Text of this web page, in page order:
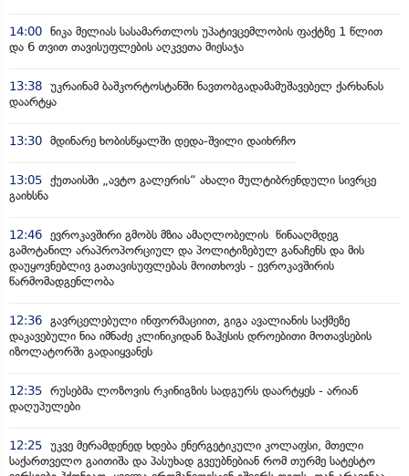
14:00 ნიკა მელიას სასამართლოს უპატივცემლობის ფაქტზე 1 წლით
და 6 თვით თავისუფლების აღკვეთა მიესაჯა
13:38 უკრაინამ ბაშკორტოსტანში ნავთობგადამამუშავებელ ქარხანას
დაარტყა
13:30 მდინარე ხობისწყალში დედა-შვილი დაიხრჩო
13:05 ქუთაისში „ავტო გალერის“ ახალი მულტიბრენდული სივრცე
გაიხსნა
12:46 ევროკავშირი გმობს მზია ამაღლობელის წინააღმდეგ
გამოტანილ არაპროპორციულ და პოლიტიზებულ განაჩენს და მის
დაუყოვნებლივ გათავისუფლებას მოითხოვს - ევროკავშირის
წარმომადგენლობა
12:36 გავრცელებული ინფორმაციით, გიგა ავალიანის საქმეზე
დაკავებული ნია იმნაძე კლინიკიდან ზაჰესის დროებითი მოთავსების
იზოლატორში გადაიყვანეს
12:35 რუსებმა ლოზოვის რკინიგზის სადგურს დაარტყეს - არიან
დაღუპულები
12:25 უკვე მერამდენედ ხდება ენერგეტიკული კოლაფსი, მთელი
საქართველო გაითიშა და პასუხად გვეუბნებიან რომ თურმე სატესტო